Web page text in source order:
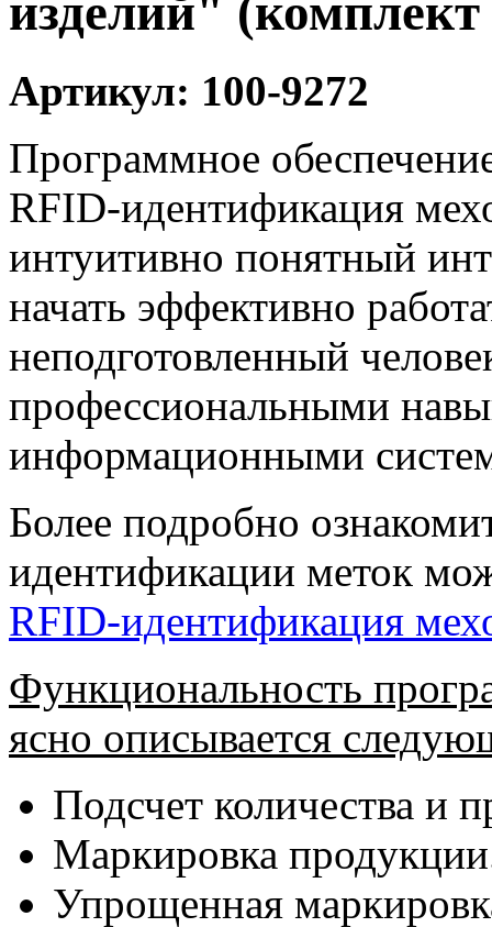
изделий"
Артикул: 100-9272
Программное
RFID-идентификация
интуитивно понятный
начать эффективно
неподготовленный
профессиональными
информационными
Более подробно
идентификации меток
RFID-идентификация
Функциональность
ясно описывается
Подсчет количества и
Маркировка
Упрощенная